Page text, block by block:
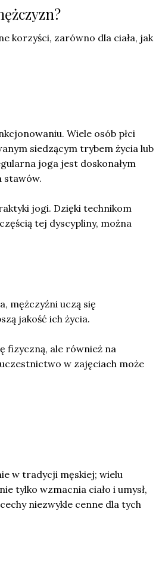
korzyści, zarówno dla ciała, jak
Wiele osób płci
siedzącym trybem życia lub
joga jest doskonałym
stawów.
jogi. Dzięki technikom
tej dyscypliny, można
mężczyźni uczą się
jakość ich życia.
fizyczną, ale również na
w zajęciach może
w tradycji męskiej; wielu
tylko wzmacnia ciało i umysł,
niezwykle cenne dla tych